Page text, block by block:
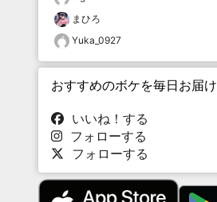
まひろ
Yuka_0927
おすすめのボケを毎日お届け
いいね！する
フォローする
フォローする